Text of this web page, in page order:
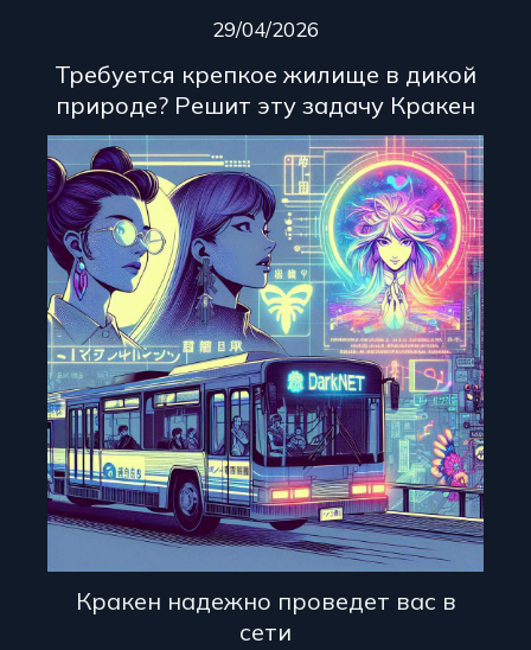
29/04/2026
Требуется крепкое жилище в дикой
природе? Решит эту задачу Кракен
Кракен надежно проведет вас в
сети